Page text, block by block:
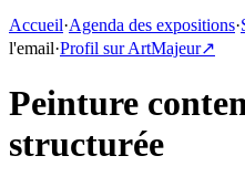
Accueil·Agenda des expositions·
l'email·Profil sur ArtMajeur↗️
Peinture
structurée